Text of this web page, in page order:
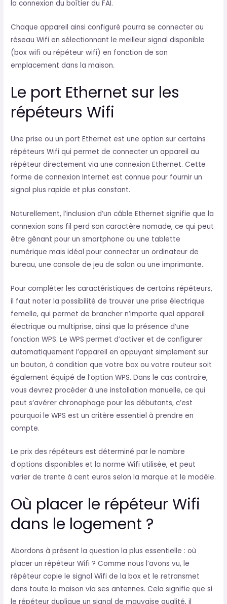
la connexion du boîtier du FAI.
Chaque appareil ainsi configuré pourra se connecter au
réseau Wifi en sélectionnant le meilleur signal disponible
(box wifi ou répéteur wifi) en fonction de son
emplacement dans la maison.
Le port Ethernet sur les
répéteurs Wifi
Une prise ou un port Ethernet est une option sur certains
répéteurs Wifi qui permet de connecter un appareil au
répéteur directement via une connexion Ethernet. Cette
forme de connexion Internet est connue pour fournir un
signal plus rapide et plus constant.
Naturellement, l’inclusion d’un câble Ethernet signifie que la
connexion sans fil perd son caractère nomade, ce qui peut
être gênant pour un smartphone ou une tablette
numérique mais idéal pour connecter un ordinateur de
bureau, une console de jeu de salon ou une imprimante.
Pour compléter les caractéristiques de certains répéteurs,
il faut noter la possibilité de trouver une prise électrique
femelle, qui permet de brancher n’importe quel appareil
électrique ou multiprise, ainsi que la présence d’une
fonction WPS. Le WPS permet d’activer et de configurer
automatiquement l’appareil en appuyant simplement sur
un bouton, à condition que votre box ou votre routeur soit
également équipé de l’option WPS. Dans le cas contraire,
vous devrez procéder à une installation manuelle, ce qui
peut s’avérer chronophage pour les débutants, c’est
pourquoi le WPS est un critère essentiel à prendre en
compte.
Le prix des répéteurs est déterminé par le nombre
d’options disponibles et la norme Wifi utilisée, et peut
varier de trente à cent euros selon la marque et le modèle.
Où placer le répéteur Wifi
dans le logement ?
Abordons à présent la question la plus essentielle : où
placer un répéteur Wifi ? Comme nous l’avons vu, le
répéteur copie le signal Wifi de la box et le retransmet
dans toute la maison via ses antennes.Cela signifie que si
le répéteur duplique un signal de mauvaise qualité, il